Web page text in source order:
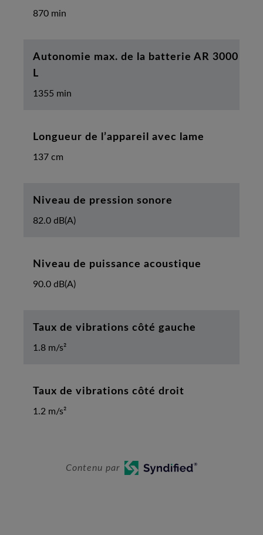
870 min
Autonomie max. de la batterie AR 3000
L
1355 min
Longueur de l’appareil avec lame
137 cm
Niveau de pression sonore
82.0 dB(A)
Niveau de puissance acoustique
90.0 dB(A)
Taux de vibrations côté gauche
1.8 m/s²
Taux de vibrations côté droit
1.2 m/s²
Contenu par